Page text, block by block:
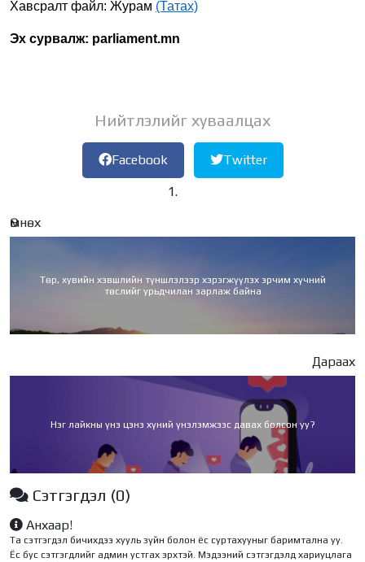
Хавсралт файл: Журам (Татах)
Эх сурвалж: parliament.mn
Нийтлэлийг хуваалцах
Facebook Twitter
Өмнөх
Төр, хувийн хэвшлийн түншлэлээр хэрэгжүүлэх эрчим хүчний
төслийг урьдчилан зарлаж байна
Дараах
Нэг лайкны үнэ цэнэ хүний үнэлэмжээс давах болсон уу?
Сэтгэгдэл (0)
Анхаар!
Та сэтгэгдэл бичихдээ хууль зүйн болон ёс суртахууныг баримтална уу.
Ёс бус сэтгэгдлийг админ устгах эрхтэй. Мэдээний сэтгэгдэлд хариуцлага